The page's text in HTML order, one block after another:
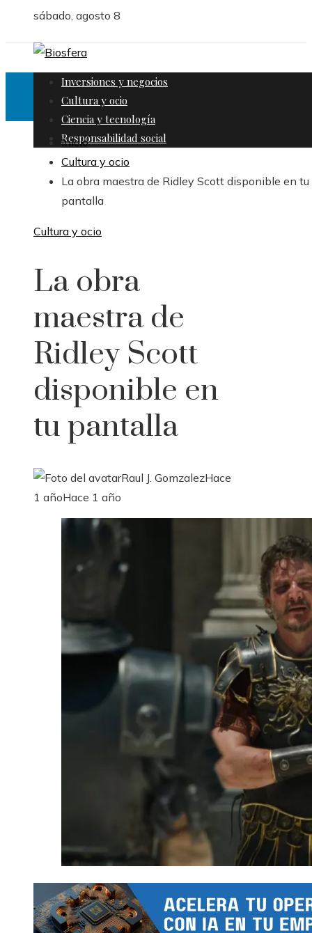
sábado, agosto 8
Inversiones y negocios
Cultura y ocio
Ciencia y tecnología
Responsabilidad social
Inicio
Cultura y ocio
La obra maestra de Ridley Scott disponible en tu
pantalla
Cultura y ocio
La obra
maestra de
Ridley Scott
disponible en
tu pantalla
Raul J. GomzalezHace
1 añoHace 1 año